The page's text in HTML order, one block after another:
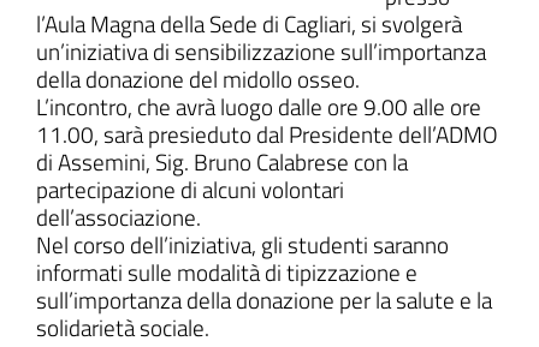
del sito
l’Aula Magna della Sede di Cagliari, si svolgerà
un’iniziativa di sensibilizzazione sull’importanza
della donazione del midollo osseo.
L’incontro, che avrà luogo dalle ore 9.00 alle ore
11.00, sarà presieduto dal Presidente dell’ADMO
di Assemini, Sig. Bruno Calabrese con la
partecipazione di alcuni volontari
dell’associazione.
Nel corso dell’iniziativa, gli studenti saranno
informati sulle modalità di tipizzazione e
sull’importanza della donazione per la salute e la
solidarietà sociale.